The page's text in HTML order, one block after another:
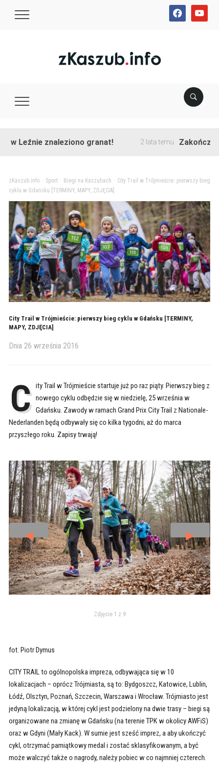
facebookyoutube
znaleziono granat! 2 lata temu Zakończono
zKaszub.info> Sport> Biegi na Kaszubach
City Trail w Trójmieście: pierwszy bieg
cyklu w Gdańsku [TERMINY, MAPY, ZDJĘCIA]
City Trail w Trójmieście: pierwszy bieg cyklu w Gdańsku [TERMINY,
MAPY, ZDJĘCIA]
Dnia 26 września 2016
C ity Trail w Trójmieście startuje już po raz piąty. Pierwszy bieg z
nowego cyklu odbędzie się w niedzielę, 25 września w
Gdańsku. Zawody w ramach Grand Prix City Trail z Nationale-
Nederlanden będą odbywały się co kilka tygodni, aż do marca
przyszłego roku. Zapisy trwają!
◄ ►
Zdjęcie 1 z 9
fot. Piotr Dymus
CITY TRAIL to ogólnopolska impreza, odbywająca się w 10
lokalizacjach – oprócz Trójmiasta, są to: Bydgoszcz, Katowice, Lublin,
Łódź, Olsztyn, Poznań, Szczecin, Warszawa i Wrocław. Trójmiasto jest
jedyną lokalizacją, w której cykl jest podzielony na dwie trasy – biegi są
organizowane na zmianę w Gdańsku (na terenie TPK w okolicy AWFiS)
oraz w Gdyni (Mały Kack). W sumie jest sześć imprez, a aby ukończyć
cykl, otrzymać pamiątkowy medal i zostać sklasyfikowanym, a być
może walczyć także o nagrody, należy pobiec w co najmniej czterech.